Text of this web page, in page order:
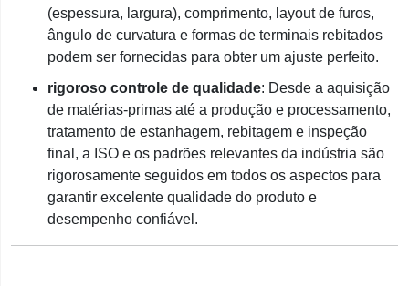
(espessura, largura), comprimento, layout de furos,
ângulo de curvatura e formas de terminais rebitados
podem ser fornecidas para obter um ajuste perfeito.
rigoroso controle de qualidade: Desde a aquisição
de matérias-primas até a produção e processamento,
tratamento de estanhagem, rebitagem e inspeção
final, a ISO e os padrões relevantes da indústria são
rigorosamente seguidos em todos os aspectos para
garantir excelente qualidade do produto e
desempenho confiável.